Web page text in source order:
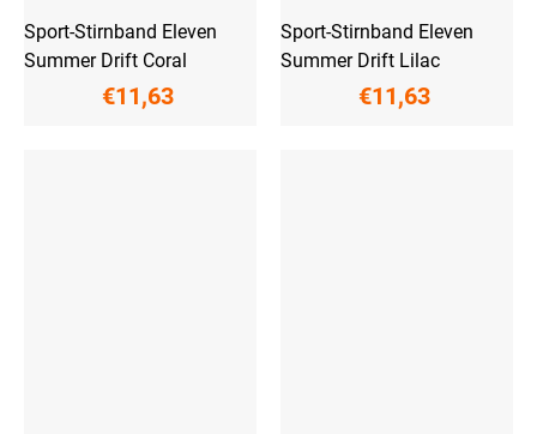
Sport-Stirnband Eleven
Summer Drift Coral
€11,63
Sport-Stirnband Eleven
Summer Drift Lilac
€11,63